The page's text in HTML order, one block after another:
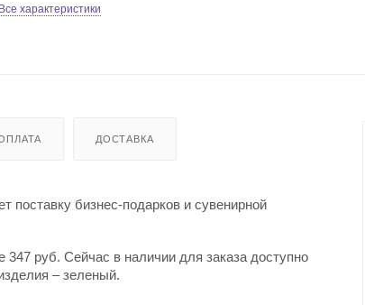
Все характеристики
ДОСТАВКА
поставку бизнес-подарков и сувенирной
руб. Сейчас в наличии для заказа доступно
– зеленый.